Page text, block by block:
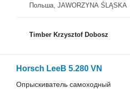
Польша, JAWORZYNA ŚLĄSKA
Timber Krzysztof Dobosz
Horsch LeeB 5.280 VN
Опрыскиватель самоходный